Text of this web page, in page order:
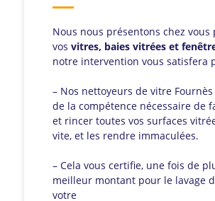
Nous nous présentons chez vous
vos vitres, baies vitrées et
notre intervention vous satisfera
– Nos nettoyeurs de vitre Fournès
de la compétence nécessaire de
et rincer toutes vos surfaces
vite, et les rendre immaculées.
– Cela vous certifie, une fois de
meilleur montant pour le lavage
votre